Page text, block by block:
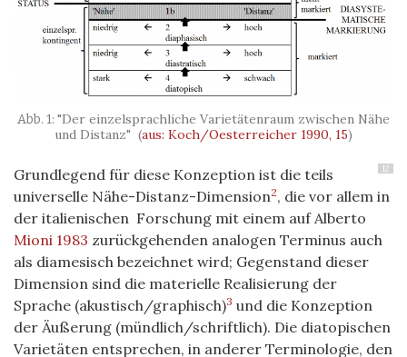
"Der einzelsprachliche Varietätenraum zwischen Nähe
und Distanz" (aus: Koch/Oesterreicher 1990, 15)
12
Grundlegend für diese Konzeption ist die teils
universelle Nähe-Distanz-Dimension2, die vor allem in
der italienischen Forschung mit einem auf Alberto
Mioni 1983 zurückgehenden analogen Terminus auch
als diamesisch bezeichnet wird; Gegenstand dieser
Dimension sind die materielle Realisierung der
Sprache (akustisch/graphisch)3 und die Konzeption
der Äußerung (mündlich/schriftlich). Die diatopischen
Varietäten entsprechen, in anderer Terminologie, den